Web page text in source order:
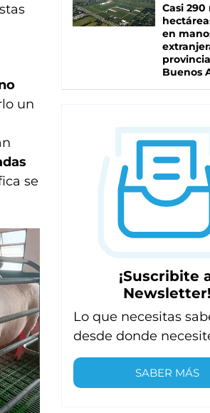
un
se
Casi 290
en
Buenos
¡Suscribite
Lo que necesitas
desde donde
SABER MÁS